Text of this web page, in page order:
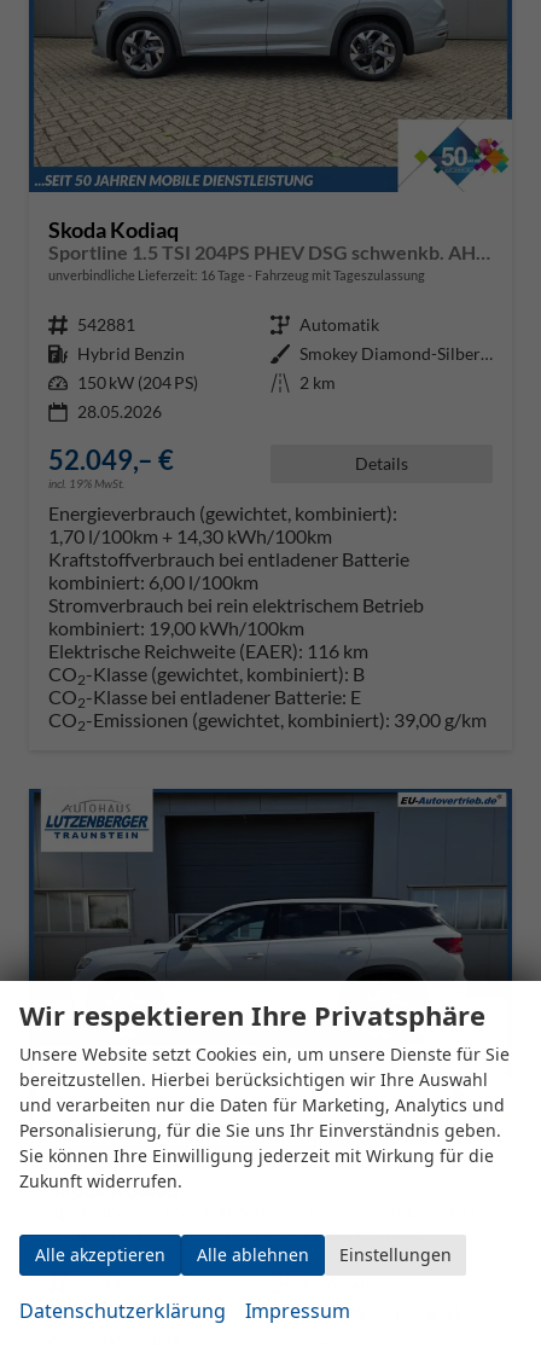
Skoda Kodiaq
unverbindliche Lieferzeit: 16 Tage Fahrzeug mit Tageszulassung
Fahrzeugnr. 542881 Getriebe Automatik
Kraftstoff Hybrid Benzin Außenfarbe
Smokey Diamond-Silber Metallic
Leistung 150 kW (204 PS) Kilometerstand 2 km
28.05.2026
52.049,– €
incl. 19% MwSt.
Details
Energieverbrauch (gewichtet, kombiniert):
1,70 l/100km + 14,30 kWh/100km
Kraftstoffverbrauch bei entladener Batterie
kombiniert: 6,00 l/100km
Stromverbrauch bei rein elektrischem Betrieb
kombiniert: 19,00 kWh/100km
Elektrische Reichweite (EAER): 116 km
CO2-Klasse (gewichtet, kombiniert): B
CO2-Klasse bei entladener Batterie: E
CO2-Emissionen (gewichtet, kombiniert): 39,00 g/km
Skoda Kodiaq
unverbindliche Lieferzeit:16 Tage Fahrzeug mit Tageszulassung
Kraftstoff Hybrid Benzin Außenfarbe Moon-Weiß Perleffekt
Wir respektieren Ihre Privatsphäre
Unsere Website setzt Cookies ein, um unsere Dienste für Sie
bereitzustellen. Hierbei berücksichtigen wir Ihre Auswahl
und verarbeiten nur die Daten für Marketing, Analytics und
Personalisierung, für die Sie uns Ihr Einverständnis geben.
Sie können Ihre Einwilligung jederzeit mit Wirkung für die
Zukunft widerrufen.
Alle akzeptieren Alle ablehnen Einstellungen
Datenschutzerklärung Impressum